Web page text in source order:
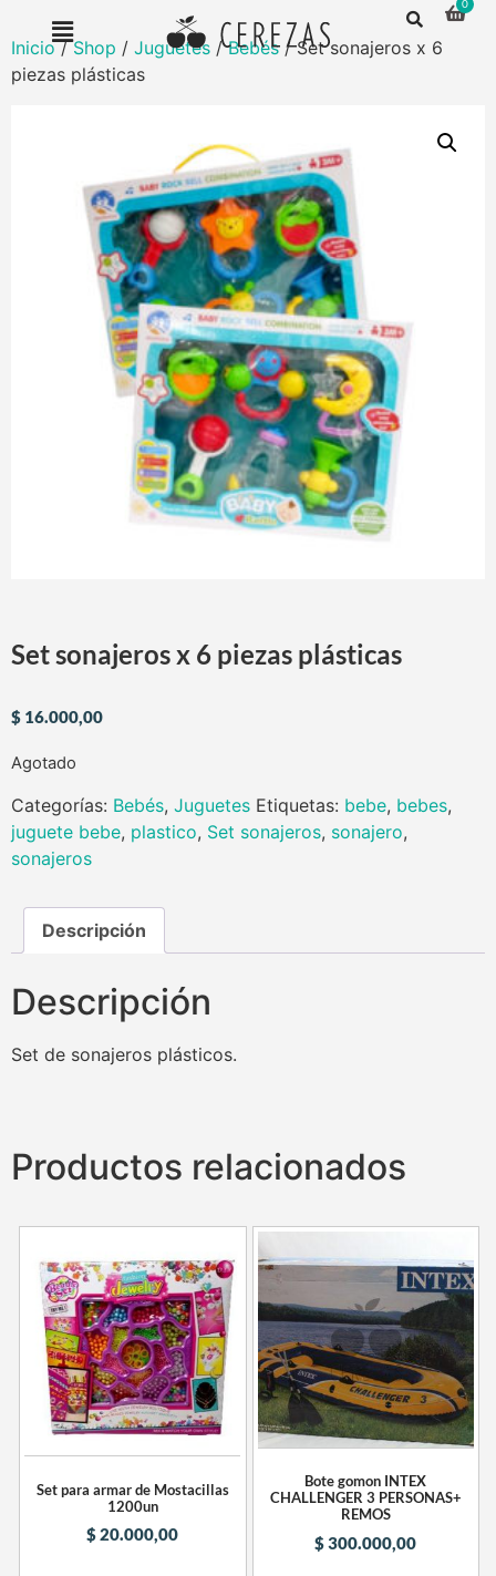
Inicio/Shop / Juguetes /Bebés/ Set sonajeros x 6
piezas plásticas
Set sonajeros x 6 piezas plásticas
$ 16.000,00
Agotado
Categorías: Bebés, Juguetes Etiquetas: bebe, bebes,
juguete bebe, plastico, Set sonajeros, sonajero,
sonajeros
Descripción
Descripción
Set de sonajeros plásticos.
Productos relacionados
Set para armar de Mostacillas
1200un
$20.000,00
Bote gomon INTEX
CHALLENGER 3 PERSONAS+
REMOS
$300.000,00